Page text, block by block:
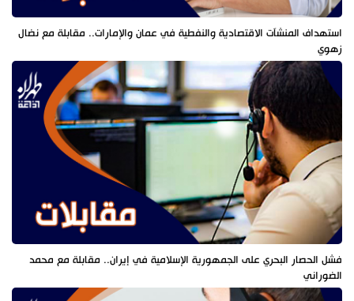
استهداف المنشآت الاقتصادية والنفطية في عمان والإمارات.. مقابلة مع نضال
زهوي
فشل الحصار البحري على الجمهورية الإسلامية في إيران.. مقابلة مع محمد
الضوراني